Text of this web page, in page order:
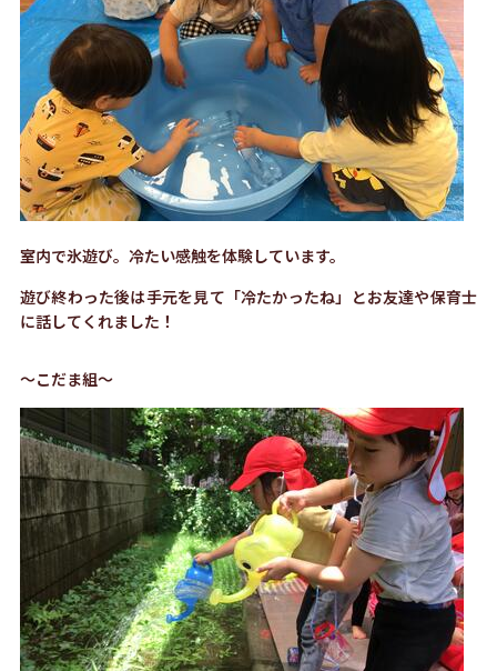
室内で氷遊び。冷たい感触を体験しています。
遊び終わった後は手元を見て「冷たかったね」とお友達や保育士
に話してくれました！
～こだま組～